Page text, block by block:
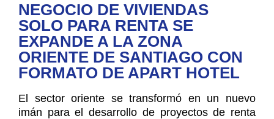
NEGOCIO DE VIVIENDAS
SOLO PARA RENTA SE
EXPANDE A LA ZONA
ORIENTE DE SANTIAGO CON
FORMATO DE APART HOTEL
El sector oriente se transformó en un nuevo
imán para el desarrollo de proyectos de renta